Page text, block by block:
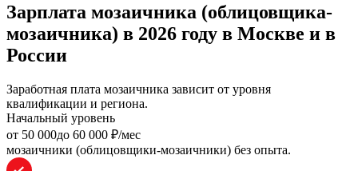
Зарплата мозаичника (облицовщика-
мозаичника) в 2026 году в Москве и в
России
Заработная плата мозаичника зависит от уровня
квалификации и региона.
Начальный уровень
oт 50 000до 60 000 ₽/мес
мозаичники (облицовщики-мозаичники) без опыта.